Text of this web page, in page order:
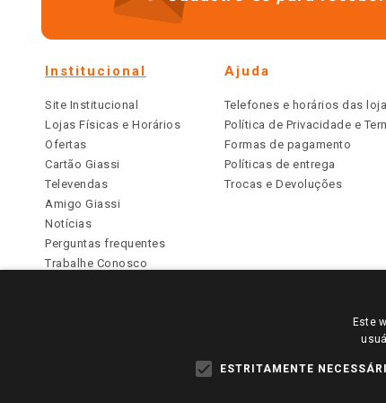
Institucional
Site Institucional
Lojas Físicas e Horários
Ofertas
Cartão Giassi
Televendas
Amigo Giassi
Notícias
Perguntas frequentes
Trabalhe Conosco
Ajuda
Telefones e horários das
Política de Privacidade e
Formas de pagamento
Políticas de entrega
Trocas e Devoluções
PARA VER OS PREÇOS DA SUA REGIÃO,
TODOS OS PREÇOS E CONDIÇÕES COMERCIAIS
Este
ESTRITAMENTE